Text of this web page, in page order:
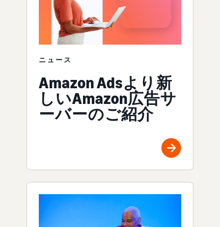
ニュース
Amazon Adsより新
しいAmazon広告サ
ーバーのご紹介